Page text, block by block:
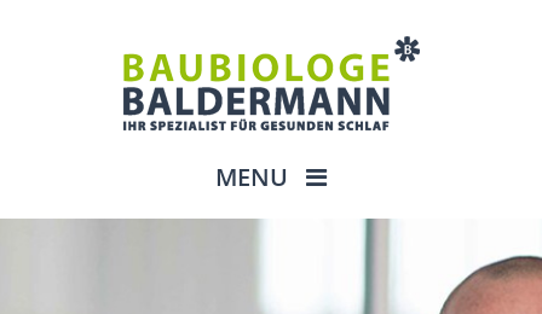
MENU